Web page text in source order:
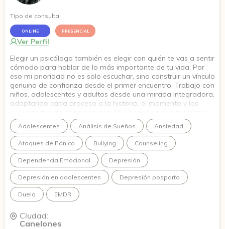
Tipo de consulta:
ONLINE PRESENCIAL
Ver Perfil
Elegir un psicólogo también es elegir con quién te vas a sentir
cómodo para hablar de lo más importante de tu vida. Por
eso mi prioridad no es solo escuchar, sino construir un vínculo
genuino de confianza desde el primer encuentro. Trabajo con
niños, adolescentes y adultos desde una mirada integradora,
adaptando cada proceso a la historia, el momento y las
no sea únicamente un espacio para hablar, sino un lugar
donde puedas comprenderte, adquirir herramientas y
generar cambios que mejoren tu calidad de vida.
Adolescentes Análisis de Sueños Ansiedad
Ataques de Pánico Bullying Counseling
Dependencia Emocional Depresión
Depresión en adolescentes Depresión posparto
Duelo EMDR
Ciudad:
Canelones